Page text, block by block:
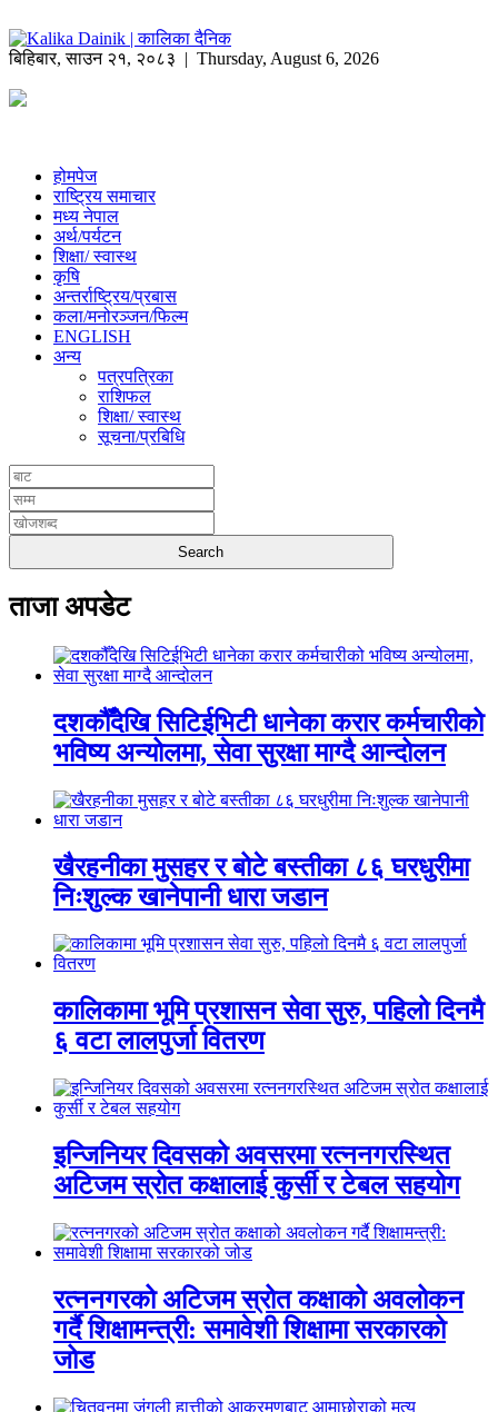
बिहिबार,साउन २१, २०८३ | Thursday, August 6, 2026
होमपेज
राष्ट्रिय समाचार
मध्य नेपाल
अर्थ/पर्यटन
शिक्षा/ स्वास्थ
कृषि
अन्तर्राष्ट्रिय/प्रबास
कला/मनोरञ्जन/फिल्म
ENGLISH
अन्य
पत्रपत्रिका
राशिफल
शिक्षा/ स्वास्थ
सूचना/प्रबिधि
ताजा अपडेट
दशकौँदेखि सिटिईभिटी धानेका करार कर्मचारीको
भविष्य अन्योलमा, सेवा सुरक्षा माग्दै आन्दोलन
खैरहनीका मुसहर र बोटे बस्तीका ८६ घरधुरीमा
निःशुल्क खानेपानी धारा जडान
कालिकामा भूमि प्रशासन सेवा सुरु, पहिलो दिनमै
६ वटा लालपुर्जा वितरण
इन्जिनियर दिवसको अवसरमा रत्ननगरस्थित
अटिजम स्रोत कक्षालाई कुर्सी र टेबल सहयोग
रत्ननगरको अटिजम स्रोत कक्षाको अवलोकन
गर्दै शिक्षामन्त्री: समावेशी शिक्षामा सरकारको
जोड